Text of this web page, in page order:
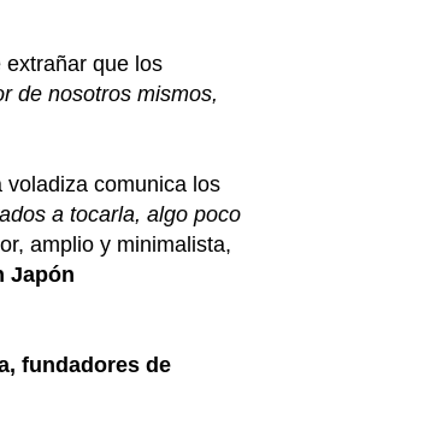
extrañar que los
de nosotros mismos,
comunica los
a tocarla, algo poco
amplio y minimalista,
Japón
fundadores de